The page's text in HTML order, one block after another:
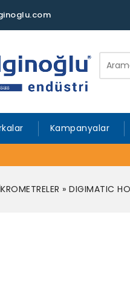
Kampanyalar
»DIGIMATIC